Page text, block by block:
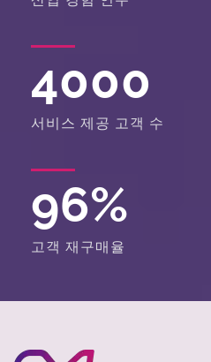
4000
서비스 제공 고객 수
96%
고객 재구매율